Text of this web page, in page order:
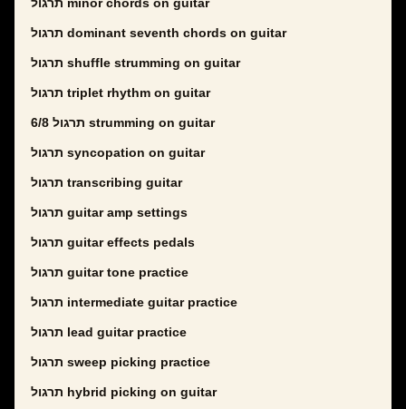
תרגול minor chords on guitar
תרגול dominant seventh chords on guitar
תרגול shuffle strumming on guitar
תרגול triplet rhythm on guitar
תרגול 6/8 strumming on guitar
תרגול syncopation on guitar
תרגול transcribing guitar
תרגול guitar amp settings
תרגול guitar effects pedals
תרגול guitar tone practice
תרגול intermediate guitar practice
תרגול lead guitar practice
תרגול sweep picking practice
תרגול hybrid picking on guitar